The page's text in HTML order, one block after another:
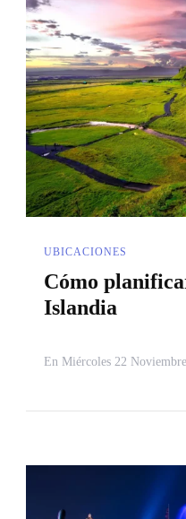
UBICACIONES
Cómo
Islandia
En Miércoles 22